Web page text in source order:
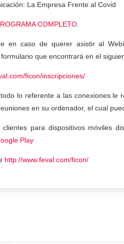
La Empresa Frente al Covid
COMPLETO
en caso de querer asistir al
que encontrará en el
ficon/inscripciones/
lo referente a las conexiones le
en su ordenador, el cual
clientes para dispositivos móviles
Play
http://www.feval.com/ficon/